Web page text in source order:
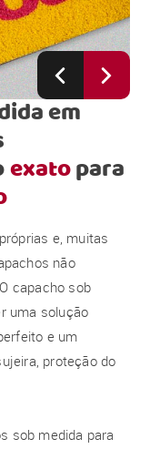
em
exatopara
e, muitas
não
capacho sob
uma solução
e um
proteção do
sob medida para